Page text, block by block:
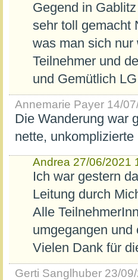
Gegend in
sehr toll gemacht
was man sich nur
Teilnehmer und
und Gemütlich
Annemarie Payer 14/
Die Wanderung war
nette, unkomplizierte
Andrea 27/06/2021
Ich war gestern
Leitung durch
Alle
umgegangen
Vielen Dank für
Gerti Sanglhuber 23/